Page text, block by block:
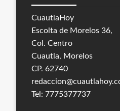
CuautlaHoy
Escolta de Morelos 36,
Col. Centro
Cuautla, Morelos
CP. 62740
Tel: 7775377737